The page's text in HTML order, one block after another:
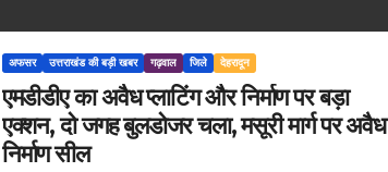
अफसर उत्तराखंड की बड़ी खबर गढ़वाल जिले देहरादून
एमडीडीए का अवैध प्लाटिंग और निर्माण पर बड़ा
एक्शन, दो जगह बुलडोजर चला, मसूरी मार्ग पर अवैध
निर्माण सील